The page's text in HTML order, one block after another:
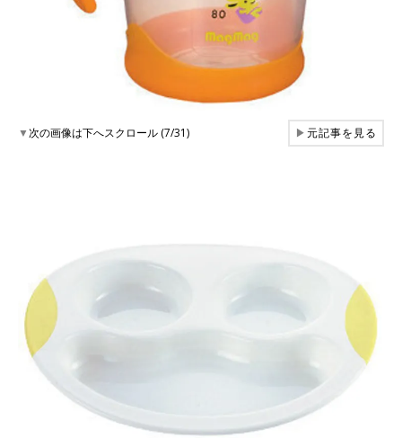
▼次の画像は下へスクロール (7/31) ▶元記事を見る